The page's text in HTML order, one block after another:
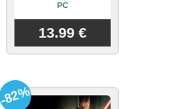
PC
13.99 €
-82%